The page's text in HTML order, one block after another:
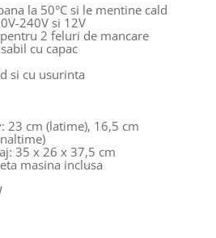
la 50°C si le mentine cald
240V si 12V
2 feluri de mancare
cu capac
si cu usurinta
23 cm (latime), 16,5 cm
35 x 26 x 37,5 cm
masina inclusa